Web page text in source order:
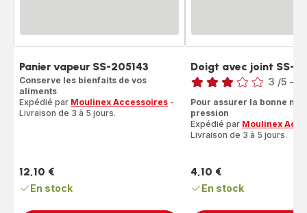
Panier vapeur SS-205143
Conserve les bienfaits de vos
aliments
Expédié par Moulinex Accessoires -
Livraison de 3 à 5 jours.
Prix
12,10 €
En stock
Doigt avec joint SS-
Note
3
étoiles
(moyenne)
3 /5 -
Pour assurer la bonne
pression
Expédié par Moulinex
Livraison de 3 à 5 jours.
Prix
4,10 €
En stock